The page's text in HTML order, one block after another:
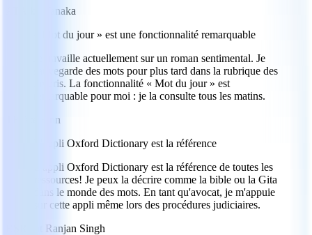
Aiko Tanaka
« Mot du jour » est une fonctionnalité remarquable
Je travaille actuellement sur un roman sentimental. Je
sauvegarde des mots pour plus tard dans la rubrique des
favoris. La fonctionnalité « Mot du jour » est
remarquable pour moi : je la consulte tous les matins.
Tate Finn
L'appli Oxford Dictionary est la référence
L'appli Oxford Dictionary est la référence de toutes les
ressources! Je peux la décrire comme la bible ou la Gita
dans le monde des mots. En tant qu'avocat, je m'appuie
sur cette appli même lors des procédures judiciaires.
Rajat Ranjan Singh